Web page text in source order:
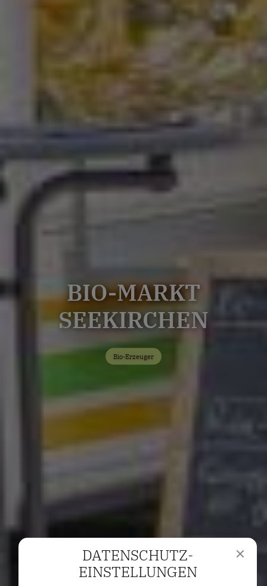
BIO-MARKT
SEEKIRCHEN
Bio-Erzeuger
DATENSCHUTZ­
EINSTELLUNGEN